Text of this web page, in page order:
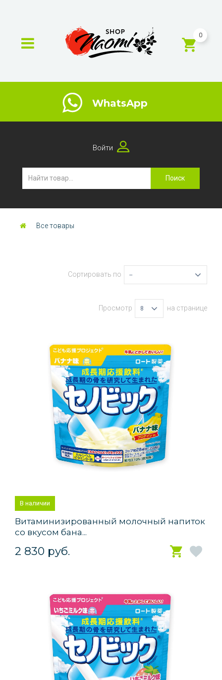
0
WhatsApp
Войти
Поиск
Все товары
Сортировать по --
Просмотр 8 на странице
В наличии
Витаминизированный молочный напиток
со вкусом бана...
2 830 руб.